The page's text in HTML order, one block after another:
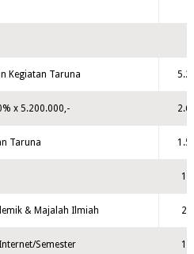
Kegiatan Taruna
x 5.200.000,-
Taruna
& Majalah Ilmiah
Semester